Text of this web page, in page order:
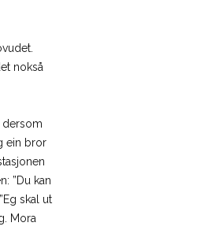
nokså
dersom
ein bror
”Du kan
skal ut
Mora